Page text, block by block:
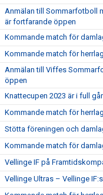
Anmälan till Sommarfotboll
är fortfarande öppen
Kommande match för
Kommande match för
Anmälan till Viffes
öppen
Knattecupen 2023 är i full
Kommande match för
Stötta föreningen och
Kommande match för
Vellinge IF på
Vellinge Ultras – Vellinge